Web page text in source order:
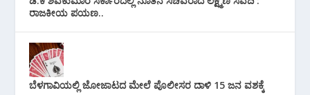
ರಾಜಕೀಯ ಪಯಣ..
ಬೆಳಗಾವಿಯಲ್ಲಿ ಜೋಜಾಟದ ಮೇಲೆ ಪೊಲೀಸರ ದಾಳಿ 15 ಜನ ವಶಕ್ಕೆ